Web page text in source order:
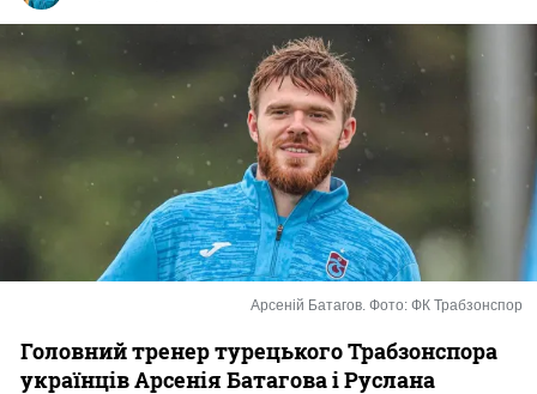
2 ліга
Різне
Букмекери
Казино
Арсеній Батагов. Фото: ФК Трабзонспор
Головний тренер турецького Трабзонспора
українців Арсенія Батагова і Руслана